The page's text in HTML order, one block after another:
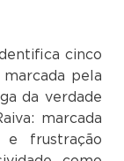
cinco
marcada pela
da verdade
marcada
e frustração